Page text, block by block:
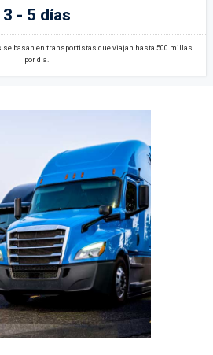
3 - 5 días
basan en transportistas que viajan hasta 500 millas
por día.